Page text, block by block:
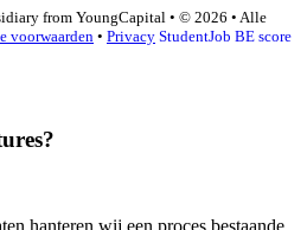
from YoungCapital • © 2026 • Alle
voorwaarden • Privacy StudentJob BE score
hanteren wij een proces bestaande